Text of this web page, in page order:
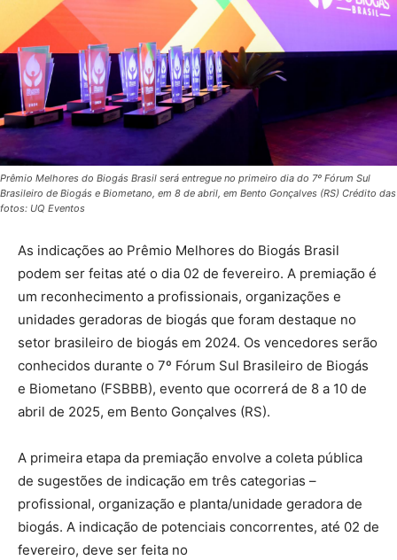
Prêmio Melhores do Biogás Brasil será entregue no primeiro dia do 7º Fórum Sul
Brasileiro de Biogás e Biometano, em 8 de abril, em Bento Gonçalves (RS) Crédito das
fotos: UQ Eventos
As indicações ao Prêmio Melhores do Biogás Brasil
podem ser feitas até o dia 02 de fevereiro. A premiação é
um reconhecimento a profissionais, organizações e
unidades geradoras de biogás que foram destaque no
setor brasileiro de biogás em 2024. Os vencedores serão
conhecidos durante o 7º Fórum Sul Brasileiro de Biogás
e Biometano (FSBBB), evento que ocorrerá de 8 a 10 de
abril de 2025, em Bento Gonçalves (RS).
A primeira etapa da premiação envolve a coleta pública
de sugestões de indicação em três categorias –
profissional, organização e planta/unidade geradora de
biogás. A indicação de potenciais concorrentes, até 02 de
fevereiro, deve ser feita no